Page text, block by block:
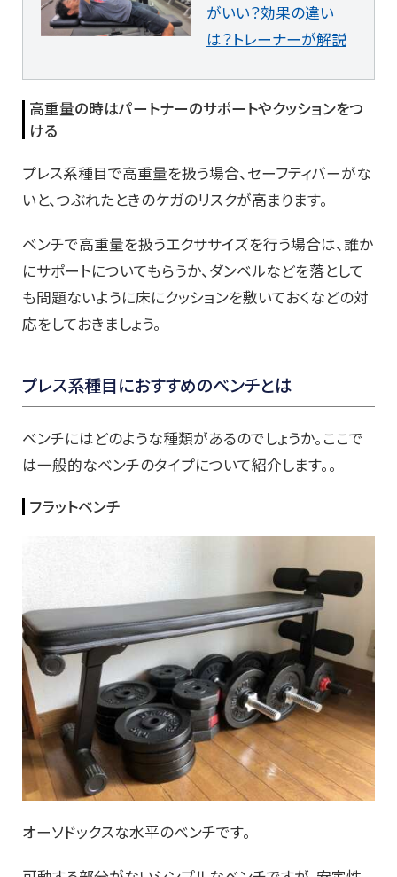
がいい？効果の違い
は？トレーナーが解説
高重量の時はパートナーのサポートやクッションをつ
ける
プレス系種目で高重量を扱う場合、セーフティバーがな
いと、つぶれたときのケガのリスクが高まります。
ベンチで高重量を扱うエクササイズを行う場合は、誰か
にサポートについてもらうか、ダンベルなどを落として
も問題ないように床にクッションを敷いておくなどの対
応をしておきましょう。
プレス系種目におすすめのベンチとは
ベンチにはどのような種類があるのでしょうか。ここで
は一般的なベンチのタイプについて紹介します。。
フラットベンチ
オーソドックスな水平のベンチです。